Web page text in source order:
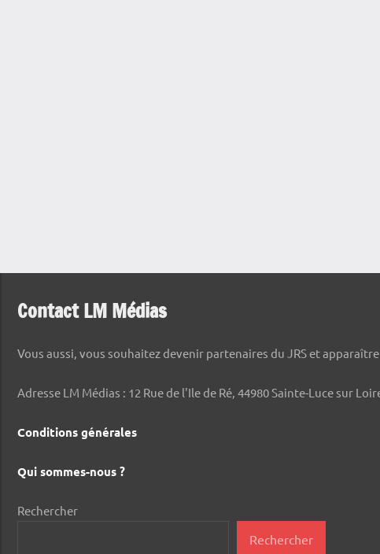
Contact LM Médias
Vous aussi, vous souhaitez devenir partenaires du JRS et
Adresse LM Médias : 12 Rue de l'Ile de Ré, 44980 Sainte-Luce sur
Conditions générales
Qui sommes-nous ?
Rechercher
Rechercher